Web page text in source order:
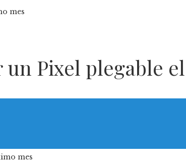
mes
Pixel plegable el